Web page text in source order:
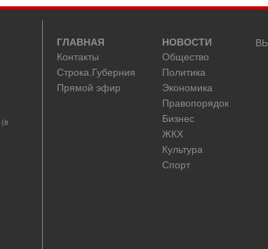
(в
ГЛАВНАЯ
Контакты
Строка.Губерния
Прямой эфир
НОВОСТИ
Общество
Политика
Экономика
Правопорядок
Бизнес
ЖКХ
Культура
Спорт